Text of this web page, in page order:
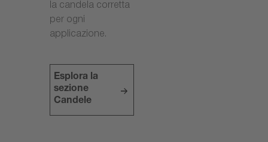
la candela corretta
per ogni
applicazione.
Esplora la
sezione
Candele